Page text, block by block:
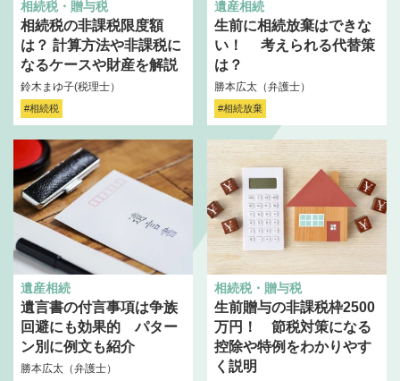
相続税・贈与税
相続税の非課税限度額
は？ 計算方法や非課税に
なるケースや財産を解説
鈴木まゆ子(税理士）
#相続税
遺産相続
生前に相続放棄はできな
い！ 考えられる代替策
は？
勝本広太（弁護士）
#相続放棄
遺産相続
遺言書の付言事項は争族
回避にも効果的 パター
ン別に例文も紹介
勝本広太（弁護士）
相続税・贈与税
生前贈与の非課税枠2500
万円！ 節税対策になる
控除や特例をわかりやす
く説明